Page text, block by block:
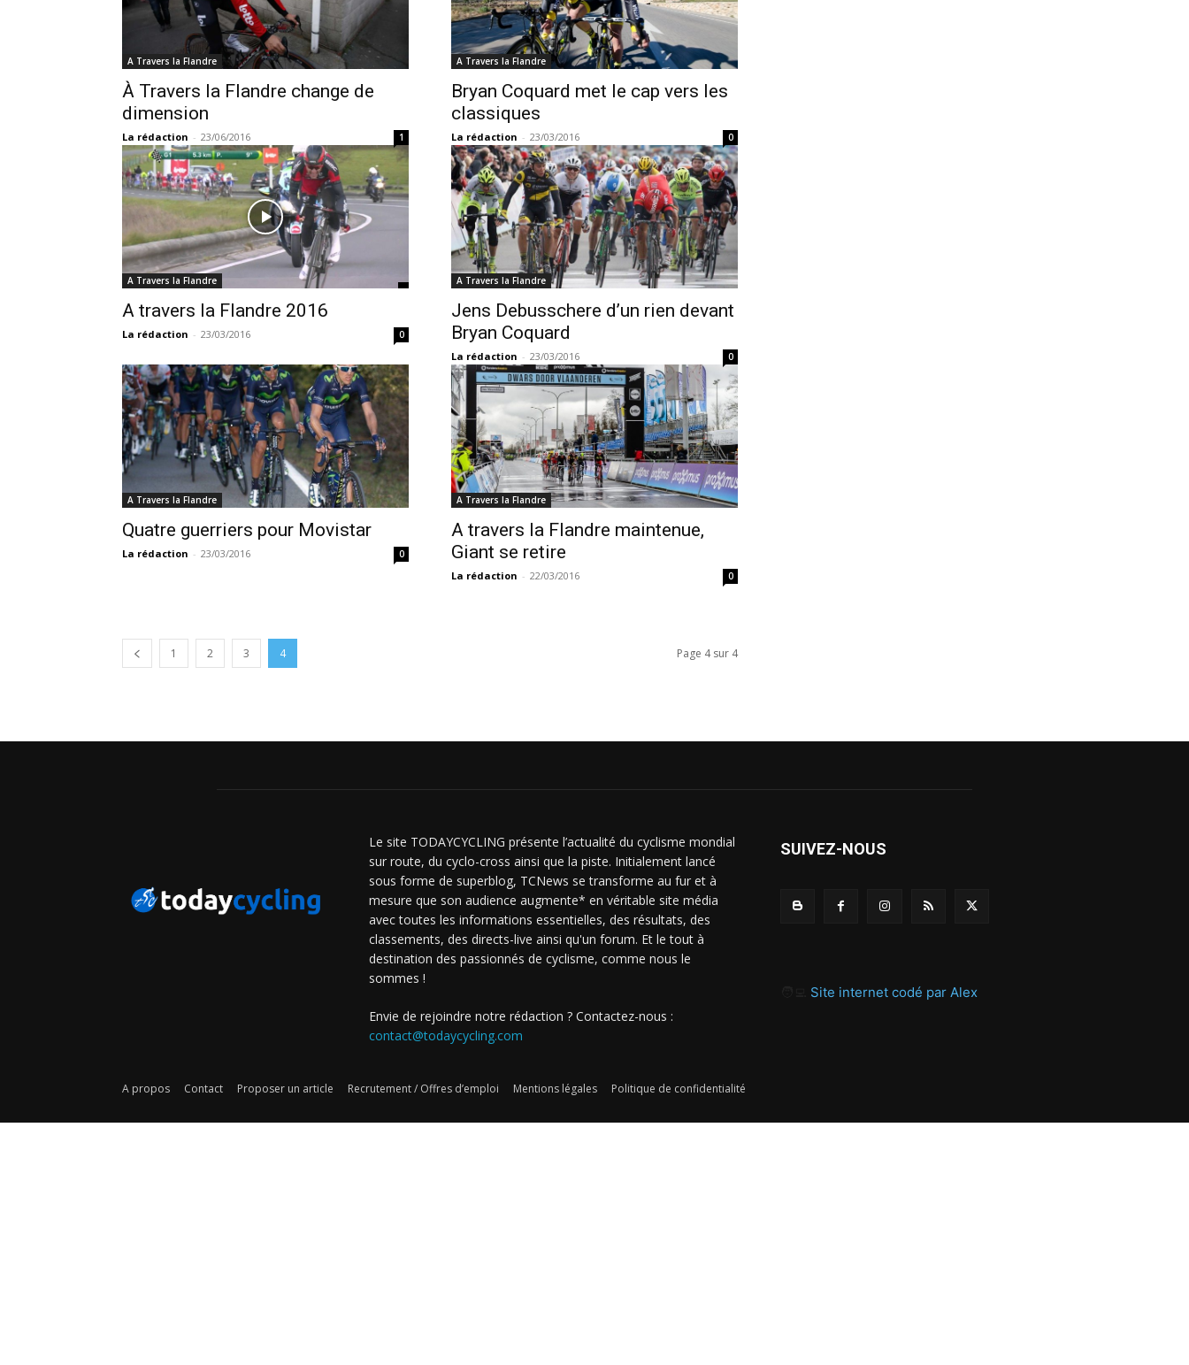
A Travers la Flandre
À Travers la Flandre change de
dimension
La rédaction - 23/06/2016 1
A Travers la Flandre
Bryan Coquard met le cap vers les
classiques
La rédaction - 23/03/2016 0
A Travers la Flandre
A travers la Flandre 2016
La rédaction - 23/03/2016 0
A Travers la Flandre
Jens Debusschere d’un rien devant
Bryan Coquard
La rédaction - 23/03/2016 0
A Travers la Flandre
Quatre guerriers pour Movistar
La rédaction - 23/03/2016 0
A Travers la Flandre
A travers la Flandre maintenue,
Giant se retire
La rédaction - 22/03/2016 0
1 2 3 4 Page 4 sur 4
Le site TODAYCYCLING présente l’actualité du cyclisme mondial
sur route, du cyclo-cross ainsi que la piste. Initialement lancé
sous forme de superblog, TCNews se transforme au fur et à
mesure que son audience augmente* en véritable site média
avec toutes les informations essentielles, des résultats, des
classements, des directs-live ainsi qu'un forum. Et le tout à
destination des passionnés de cyclisme, comme nous le
sommes !
Envie de rejoindre notre rédaction ? Contactez-nous :
contact@todaycycling.com
SUIVEZ-NOUS
Site internet codé par Alex
A propos Contact Proposer un article Recrutement / Offres d’emploi Mentions légales Politique de confidentialité